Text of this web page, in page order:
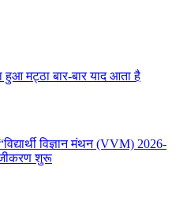
हुआ मट्ठा बार-बार याद आता है
विज्ञान मंथन (VVM) 2026-
शुरू